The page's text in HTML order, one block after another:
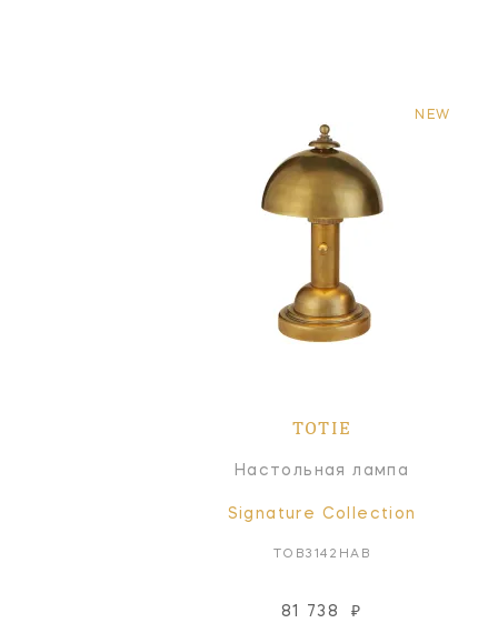
NEW
TOTIE
Настольная лампа
Signature Collection
TOB3142HAB
81 738 ₽